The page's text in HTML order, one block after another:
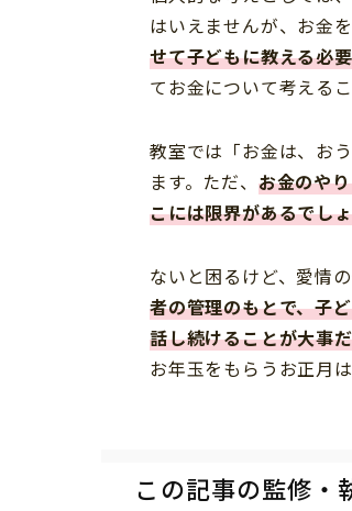
はいえませんが、お金
せて子どもに教える必
てお金について考える
教室では「お金は、お
ます。ただ、 お金のや
こには限界があるでし
ないと困るけど、愛情
者の管理のもとで、子
話し続けることが大事
お年玉をもらうお正月
この記事の監修・